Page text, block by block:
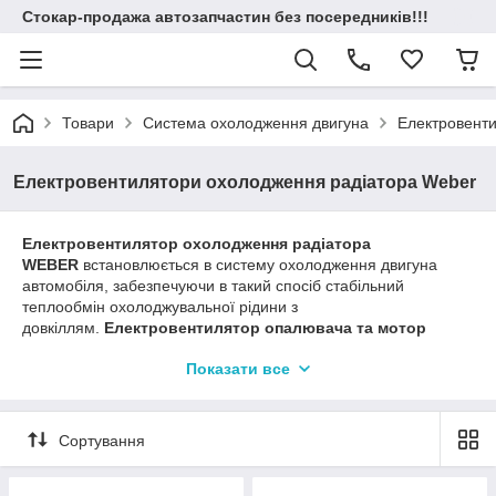
Стокар-продажа автозапчастин без посередників!!!
Товари Система охолодження двигуна
Електровентилятори охолодження радіатора Weber
Електровентилятор охолодження радіатора
WEBER встановлюється в систему охолодження двигуна
автомобіля, забезпечуючи в такий спосіб стабільний
теплообмін охолоджувальної рідини з
довкіллям. Електровентилятор опалювача та мотор
опалення салону автомобіля, продуктивно забезпечуючи
опалення виявляється, найчастіше перевантажена через
неоптимальну її організацію. У багатьох авто з'являється
Показати все
Сортування